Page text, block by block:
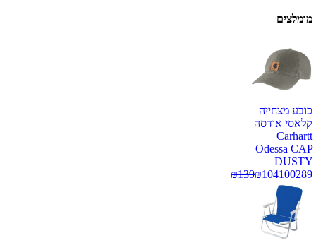
מומלצים
כובע מצחייה
קלאסי אודסה
Carhartt
Odessa CAP
DUSTY
100289
₪104
₪139